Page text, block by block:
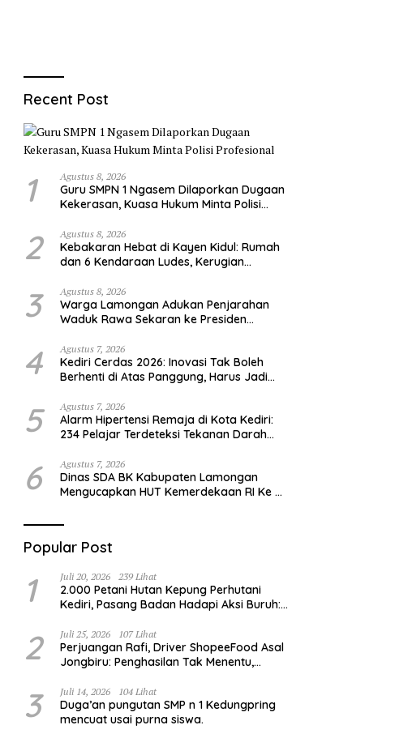
Recent Post
1 Agustus 8, 2026
Guru SMPN 1 Ngasem Dilaporkan Dugaan
Kekerasan, Kuasa Hukum Minta Polisi
2 Agustus 8, 2026
Kebakaran Hebat di Kayen Kidul: Rumah
dan 6 Kendaraan Ludes, Kerugian
3 Agustus 8, 2026
Warga Lamongan Adukan Penjarahan
Waduk Rawa Sekaran ke Presiden
80%
4 Agustus 7, 2026
Kediri Cerdas 2026: Inovasi Tak Boleh
Berhenti di Atas Panggung, Harus Jadi
5 Agustus 7, 2026
Alarm Hipertensi Remaja di Kota Kediri:
234 Pelajar Terdeteksi Tekanan Darah
6 Agustus 7, 2026
Dinas SDA BK Kabupaten Lamongan
Mengucapkan HUT Kemerdekaan RI Ke –
Popular Post
1 Juli 20, 2026 239 Lihat
2.000 Petani Hutan Kepung Perhutani
Kediri, Pasang Badan Hadapi Aksi Buruh:
Hutan”
2 Juli 25, 2026 107 Lihat
Perjuangan Rafi, Driver ShopeeFood Asal
Jongbiru: Penghasilan Tak Menentu,
3 Juli 14, 2026 104 Lihat
Duga’an pungutan SMP n 1 Kedungpring
mencuat usai purna siswa.